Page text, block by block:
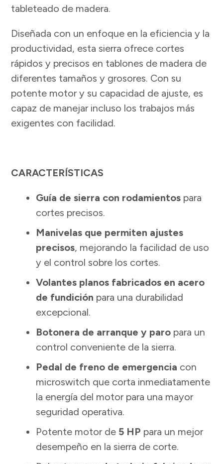
tableteado de madera.
Diseñada con un enfoque en la eficiencia y la
productividad, esta sierra ofrece cortes
rápidos y precisos en tablones de madera de
diferentes tamaños y grosores. Con su
potente motor y su capacidad de ajuste, es
capaz de manejar incluso los trabajos más
exigentes con facilidad.
CARACTERÍSTICAS
Guía de sierra con rodamientos para
cortes precisos.
Manivelas que permiten ajustes
precisos, mejorando la facilidad de uso
y el control sobre los cortes.
Volantes planos fabricados en acero
de fundición para una durabilidad
excepcional.
Botonera de arranque y paro para un
control conveniente de la sierra.
Pedal de freno de emergencia con
microswitch que corta inmediatamente
la energía del motor para una mayor
seguridad operativa.
Potente motor de 5 HP para un mejor
desempeño en la sierra de corte.